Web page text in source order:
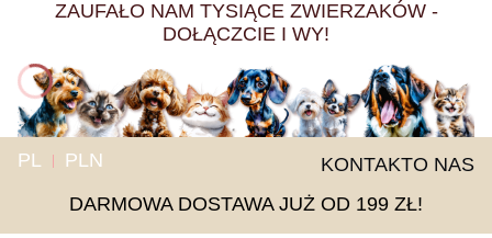
ZAUFAŁO NAM TYSIĄCE ZWIERZAKÓW -
DOŁĄCZCIE I WY!
PL PLN KONTAKTO NAS
DARMOWA DOSTAWA JUŻ OD 199 ZŁ!